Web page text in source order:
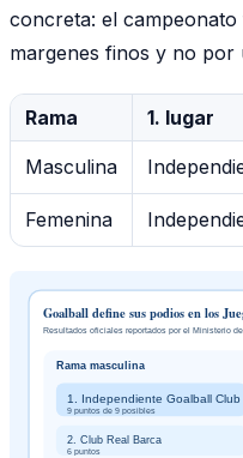
concreta: el
margenes finos y no por
Rama 1. lugar
Masculina
Femenina